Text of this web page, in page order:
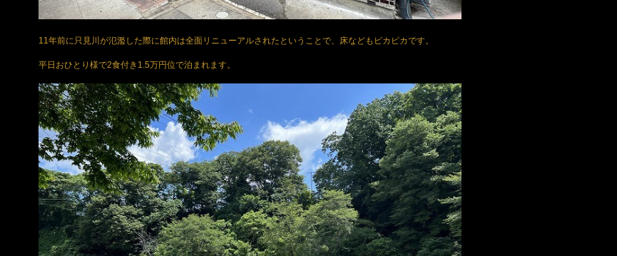
11年前に只見川が氾濫した際に館内は全面リニューアルされたということで、床などもピカピカです。
平日おひとり様で2食付き1.5万円位で泊まれます。